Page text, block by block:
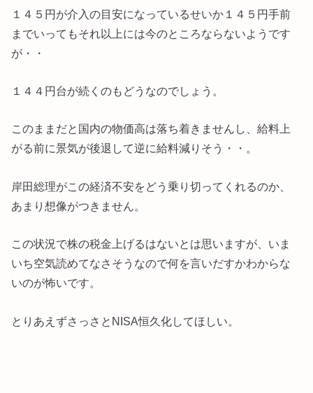
１４５円が介入の目安になっているせいか１４５円手前
までいってもそれ以上には今のところならないようです
が・・
１４４円台が続くのもどうなのでしょう。
このままだと国内の物価高は落ち着きませんし、給料上
がる前に景気が後退して逆に給料減りそう・・。
岸田総理がこの経済不安をどう乗り切ってくれるのか、
あまり想像がつきません。
この状況で株の税金上げるはないとは思いますが、いま
いち空気読めてなさそうなので何を言いだすかわからな
いのが怖いです。
とりあえずさっさとNISA恒久化してほしい。